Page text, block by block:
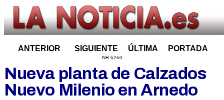
ANTERIOR SIGUIENTE ÚLTIMA PORTADA
NR:6260
Nueva planta de Calzados
Nuevo Milenio en Arnedo